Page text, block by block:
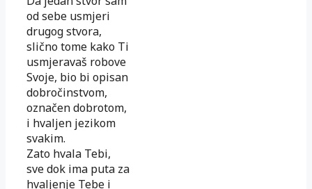
od sebe usmjeri
drugog stvora,
slično tome kako Ti
usmjeravaš robove
Svoje, bio bi opisan
dobročinstvom,
označen dobrotom,
i hvaljen jezikom
svakim.
Zato hvala Tebi,
sve dok ima puta za
hvaljenje Tebe i